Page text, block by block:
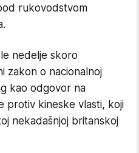
rukovodstvom
nedelje skoro
zakon o nacionalnoj
kao odgovor na
protiv kineske vlasti, koji
nekadašnjoj britanskoj